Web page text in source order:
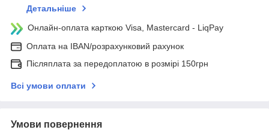
Детальніше
Онлайн-оплата карткою Visa, Mastercard - LiqPay
Оплата на IBAN/розрахунковий рахунок
Післяплата за передоплатою в розмірі 150грн
Всі умови оплати
Умови повернення